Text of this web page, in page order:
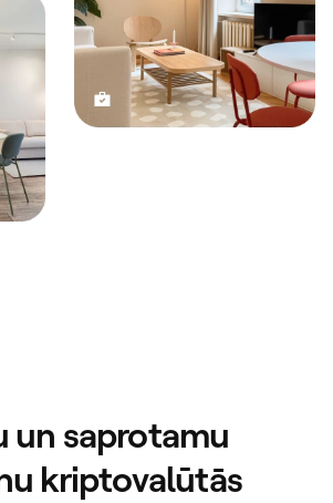
un saprotamu
kriptovalūtās